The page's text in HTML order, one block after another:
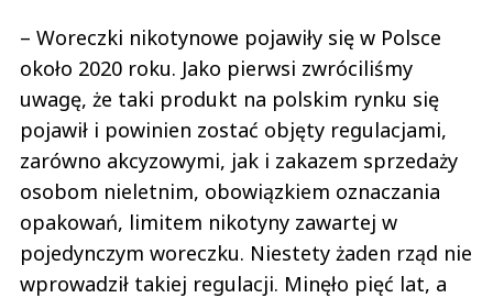
– Woreczki nikotynowe pojawiły się w Polsce
około 2020 roku. Jako pierwsi zwróciliśmy
uwagę, że taki produkt na polskim rynku się
pojawił i powinien zostać objęty regulacjami,
zarówno akcyzowymi, jak i zakazem sprzedaży
osobom nieletnim, obowiązkiem oznaczania
opakowań, limitem nikotyny zawartej w
pojedynczym woreczku. Niestety żaden rząd nie
wprowadził takiej regulacji. Minęło pięć lat, a